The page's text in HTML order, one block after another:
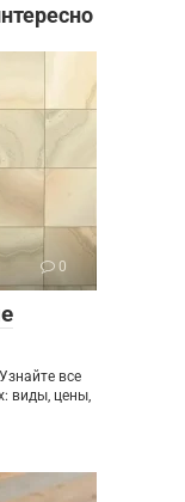
0
все
виды, цены,